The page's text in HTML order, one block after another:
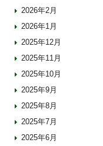
2026年2月
2026年1月
2025年12月
2025年11月
2025年10月
2025年9月
2025年8月
2025年7月
2025年6月